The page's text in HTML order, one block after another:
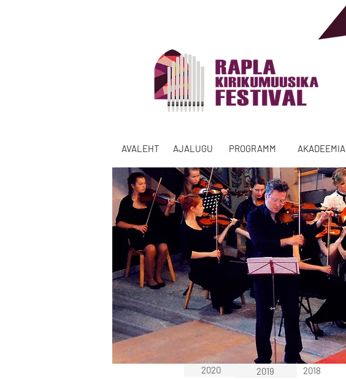
AVALEHT AJALUGU PROGRAMM AKADEEMIA
2018
2019
2020